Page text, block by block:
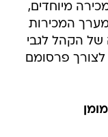
מיוחדים,
המכירות
של הקהל לגבי
לצורך פרסומם